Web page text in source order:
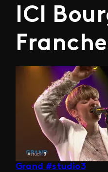
ICI
Grand #studio3